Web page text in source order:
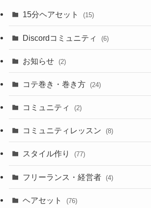
15分ヘアセット (15)
Discordコミュニティ (6)
お知らせ (2)
コテ巻き・巻き方 (24)
コミュニティ (2)
コミュニティレッスン (8)
スタイル作り (77)
フリーランス・経営者 (4)
ヘアセット (76)